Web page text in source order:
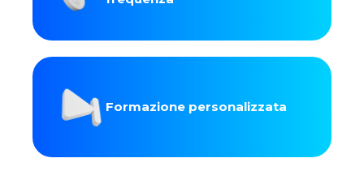
Formazione personalizzata